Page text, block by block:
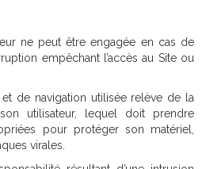
ne peut être engagée en cas de
empêchant l’accès au Site ou
de navigation utilisée relève de la
utilisateur, lequel doit prendre
pour protéger son matériel,
virales.